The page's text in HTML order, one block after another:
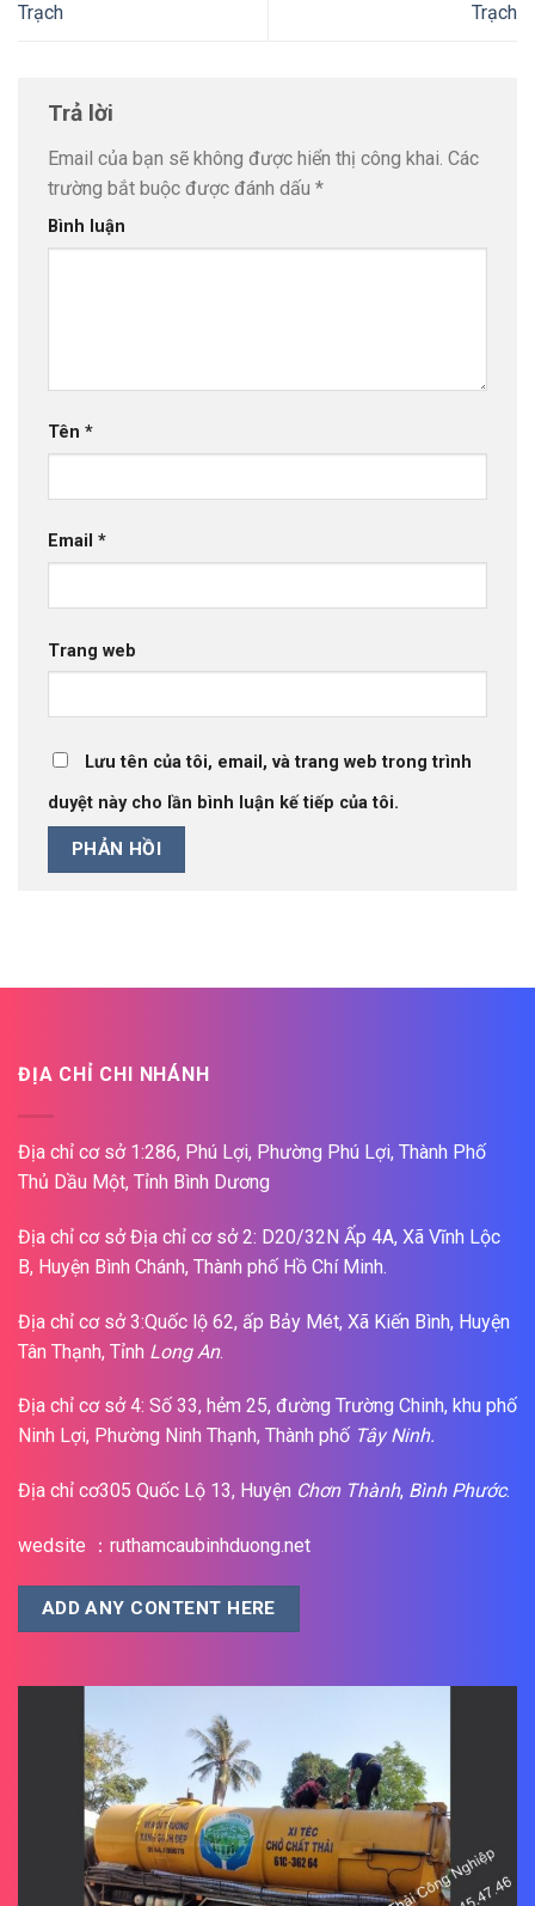
Trạch
Trạch
Trả lời
Email của bạn sẽ không được hiển thị công khai. Các
trường bắt buộc được đánh dấu *
Bình luận
Tên *
Email *
Trang web
Lưu tên của tôi, email, và trang web trong trình
duyệt này cho lần bình luận kế tiếp của tôi.
ĐỊA CHỈ CHI NHÁNH
Địa chỉ cơ sở 1:286, Phú Lợi, Phường Phú Lợi, Thành Phố
Thủ Dầu Một, Tỉnh Bình Dương
Địa chỉ cơ sở Địa chỉ cơ sở 2: D20/32N Ấp 4A, Xã Vĩnh Lộc
B, Huyện Bình Chánh, Thành phố Hồ Chí Minh.
Địa chỉ cơ sở 3:Quốc lộ 62, ấp Bảy Mét, Xã Kiến Bình, Huyện
Tân Thạnh, Tỉnh Long An.
Địa chỉ cơ sở 4: Số 33, hẻm 25, đường Trường Chinh, khu phố
Ninh Lợi, Phường Ninh Thạnh, Thành phố Tây Ninh.
Địa chỉ cơ305 Quốc Lộ 13, Huyện Chơn Thành, Bình Phước.
wedsite ：ruthamcaubinhduong.net
ADD ANY CONTENT HERE